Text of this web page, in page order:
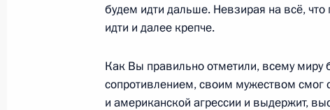
Али Лариджани
20 июля 2025 года, 17:00
будем идти дальше. Невзирая на всё, что
идти и далее крепче.
Как Вы правильно отметили, всему миру
сопротивлением, своим мужеством смог
и американской агрессии и выдержит,